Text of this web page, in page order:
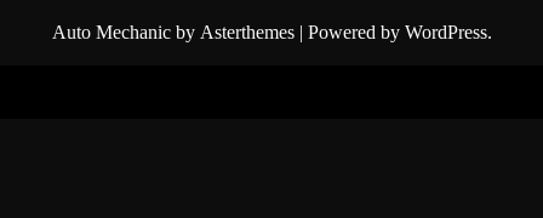
Auto Mechanicby Asterthemes| Powered by WordPress.